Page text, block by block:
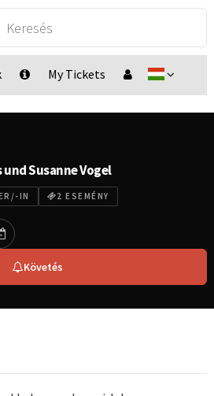
My Tickets
und Susanne Vogel
IN 2 ESEMÉNY
Követés